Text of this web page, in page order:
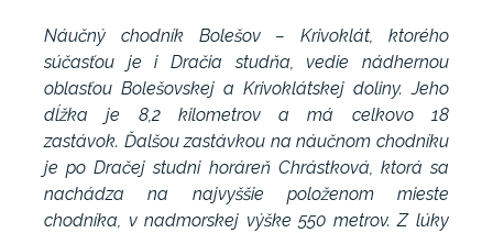
Náučný chodník Bolešov – Krivoklát, ktorého
súčasťou je i Dračia studňa, vedie nádhernou
oblasťou Bolešovskej a Krivoklátskej doliny. Jeho
dĺžka je 8,2 kilometrov a má celkovo 18
zastávok. Ďalšou zastávkou na náučnom chodníku
je po Dračej studni horáreň Chrástková, ktorá sa
nachádza na najvyššie položenom mieste
chodníka, v nadmorskej výške 550 metrov. Z lúky